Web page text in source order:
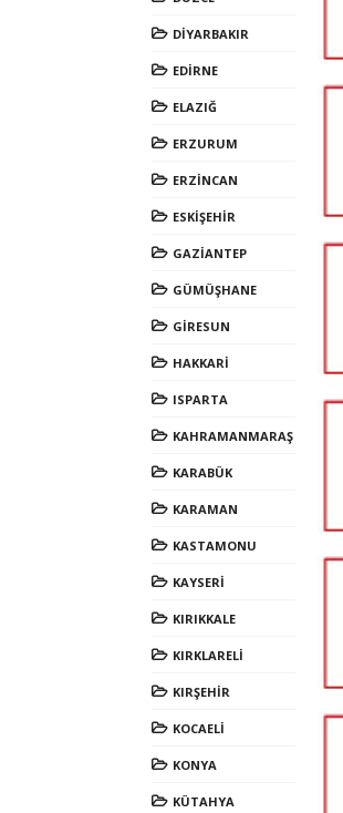
DİYARBAKIR
EDİRNE
ELAZIĞ
ERZURUM
ERZİNCAN
ESKİŞEHİR
GAZİANTEP
GÜMÜŞHANE
GİRESUN
HAKKARİ
ISPARTA
KAHRAMANMARAŞ
KARABÜK
KARAMAN
KASTAMONU
KAYSERİ
KIRIKKALE
KIRKLARELİ
KIRŞEHİR
KOCAELİ
KONYA
KÜTAHYA